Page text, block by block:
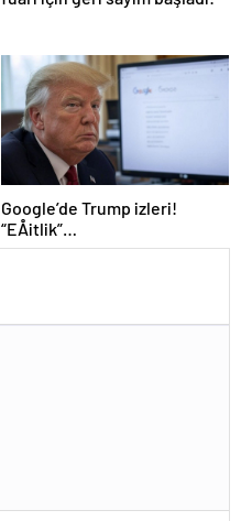
Google’de Trump izleri!
“EÅitlik”
ilkesiÂ rafaÂ kaldÄ±rÄ±lÄ±yor,